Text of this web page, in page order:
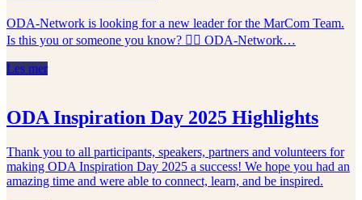
ODA-Network is looking for a new leader for the MarCom Team.
Is this you or someone you know? 🙋‍♀️ ODA-Network…
Les mer
ODA Inspiration Day 2025 Highlights
Thank you to all participants, speakers, partners and volunteers for
making ODA Inspiration Day 2025 a success! We hope you had an
amazing time and were able to connect, learn, and be inspired.